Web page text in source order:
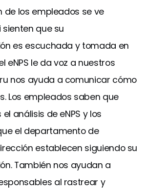
de los empleados se ve
que su
es escuchada y tomada en
eNPS le da voz a nuestros
nos ayuda a comunicar cómo
Los empleados saben que
análisis de eNPS y los
el departamento de
establecen siguiendo su
También nos ayudan a
al rastrear y